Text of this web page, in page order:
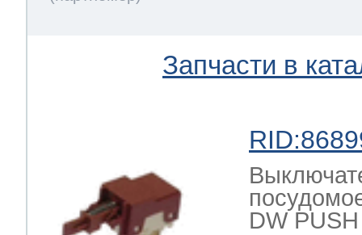
Запчасти в
DW